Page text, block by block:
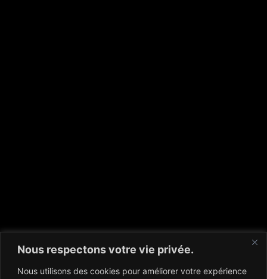
Nous respectons votre vie privée.
Nous utilisons des cookies pour améliorer votre expérience